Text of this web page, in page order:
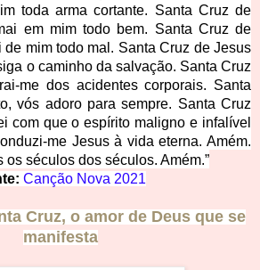
toda arma cortante. Santa Cruz de
em mim todo bem. Santa Cruz de
mim todo mal. Santa Cruz de Jesus
o caminho da salvação. Santa Cruz
me dos acidentes corporais. Santa
vós adoro para sempre. Santa Cruz
com que o espírito maligno e infalível
me Jesus à vida eterna. Amém.
os séculos dos séculos. Amém.”
Canção Nova 2021
Cruz, o amor de Deus que se
manifesta